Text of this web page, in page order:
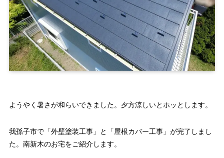
ようやく暑さが和らいできました。夕方涼しいとホッとします。
我孫子市で「外壁塗装工事」と「屋根カバー工事」が完了しまし
た。南新木のお宅をご紹介します。